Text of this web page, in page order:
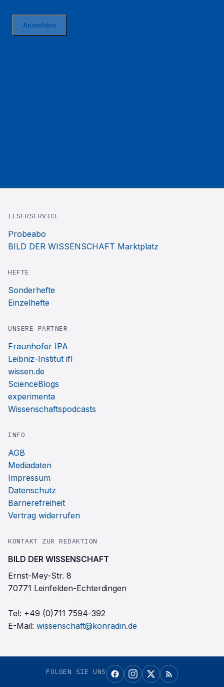
LESERSERVICE
Probeabo
BILD DER WISSENSCHAFT Marktplatz
HEFTE
Sonderhefte
Einzelhefte
UNSERE PARTNER
Fraunhofer IPA
Leibniz-Institut ifl
wissen.de
ScienceBlogs
experimenta
Wissenschaftspodcasts
INFO
AGB
Mediadaten
Impressum
Datenschutz
Barrierefreiheit
Vertrag widerrufen
KONTAKT ZUR REDAKTION
BILD DER WISSENSCHAFT
Ernst-Mey-Str. 8
70771 Leinfelden-Echterdingen
Tel: +49 (0)711 7594-392
E-Mail: wissenschaft@konradin.de
FOLGEN SIE UNS